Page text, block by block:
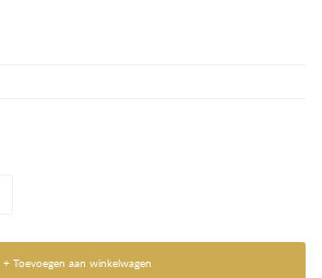
+ Toevoegen aan winkelwagen